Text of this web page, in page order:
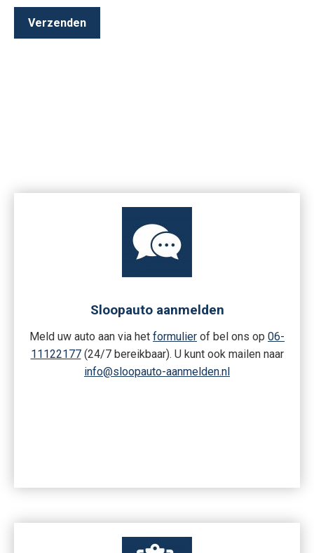
Sloopauto aanmelden
Meld uw auto aan via het formulier of bel ons op 06-
11122177(24/7 bereikbaar). U kunt ook mailen naar
info@sloopauto-aanmelden.nl